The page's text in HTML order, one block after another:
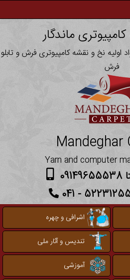
ماندگار
اولیه نخ و نقشه کامپیوتری فرش و تابلو
فرش
Mandeghar
Yarn and computer
اشرافی و چهره
تندیس و آثار ملی
آموزشی